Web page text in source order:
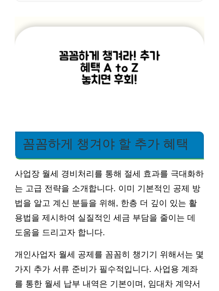
꼼꼼하게 챙겨야 할 추가 혜택
사업장 월세 경비처리를 통해 절세 효과를 극대화하
는 고급 전략을 소개합니다. 이미 기본적인 공제 방
법을 알고 계신 분들을 위해, 한층 더 깊이 있는 활
용법을 제시하여 실질적인 세금 부담을 줄이는 데
도움을 드리고자 합니다.
개인사업자 월세 공제를 꼼꼼히 챙기기 위해서는 몇
가지 추가 서류 준비가 필수적입니다. 사업용 계좌
를 통한 월세 납부 내역은 기본이며, 임대차 계약서